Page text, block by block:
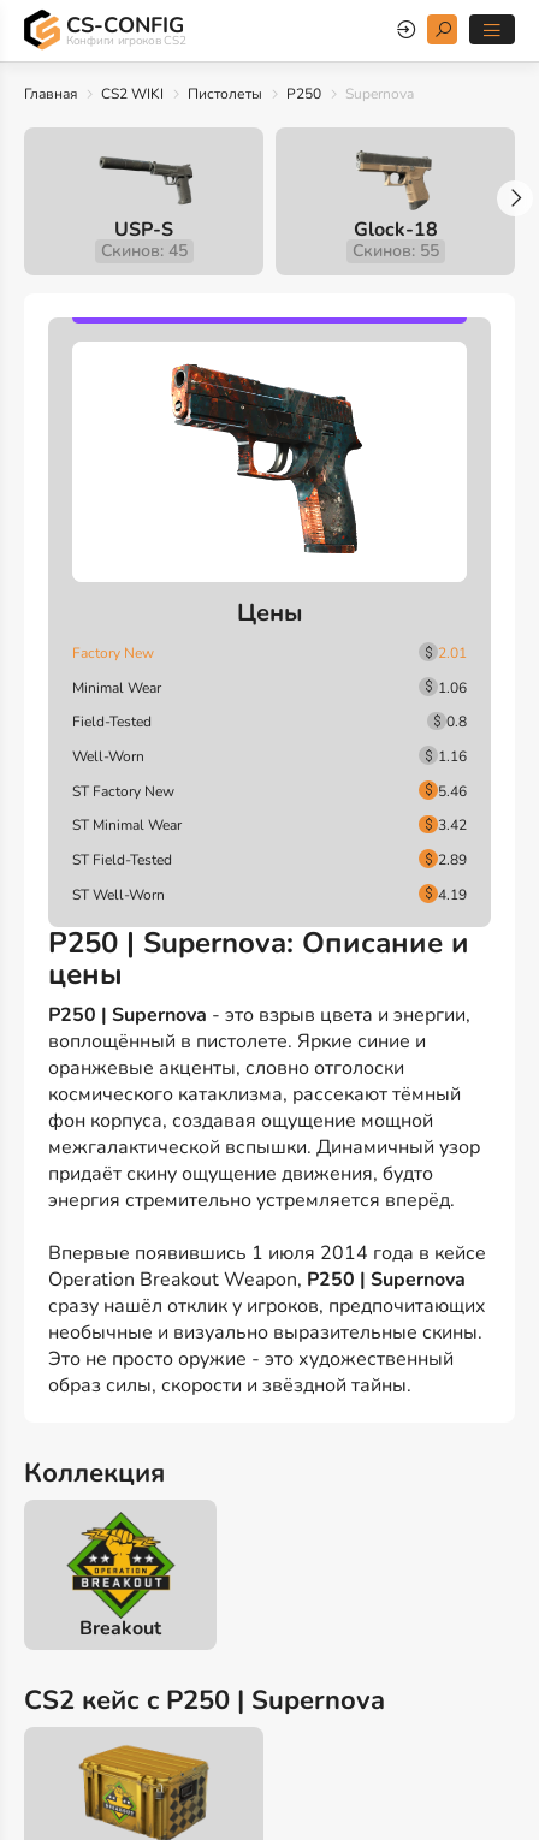
CS-CONFIG
Конфиги игроков CS2
Главная CS2 WIKI Пистолеты P250 Supernova
USP-S
Скинов: 45
Glock-18
Скинов: 55
Цены
Factory New
2.01
Minimal Wear
1.06
Field-Tested
0.8
Well-Worn
1.16
ST Factory New
5.46
ST Minimal Wear
3.42
ST Field-Tested
2.89
ST Well-Worn
4.19
P250 | Supernova: Описание и
цены
P250 | Supernova - это взрыв цвета и энергии,
воплощённый в пистолете. Яркие синие и
оранжевые акценты, словно отголоски
космического катаклизма, рассекают тёмный
фон корпуса, создавая ощущение мощной
межгалактической вспышки. Динамичный узор
придаёт скину ощущение движения, будто
энергия стремительно устремляется вперёд.
Впервые появившись 1 июля 2014 года в кейсе
Operation Breakout Weapon, P250 | Supernova
сразу нашёл отклик у игроков, предпочитающих
необычные и визуально выразительные скины.
Это не просто оружие - это художественный
образ силы, скорости и звёздной тайны.
Коллекция
Breakout
CS2 кейс c P250 | Supernova